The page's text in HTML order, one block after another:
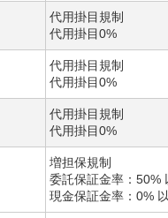
代用掛目規制
代用掛目0%
代用掛目規制
代用掛目0%
代用掛目規制
代用掛目0%
増担保規制
委託保証金率：50%
現金保証金率：0%